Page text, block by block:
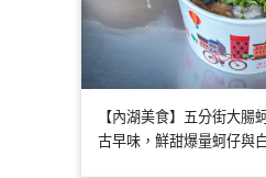
【內湖美食】五分街大腸
古早味，鮮甜爆量蚵仔與